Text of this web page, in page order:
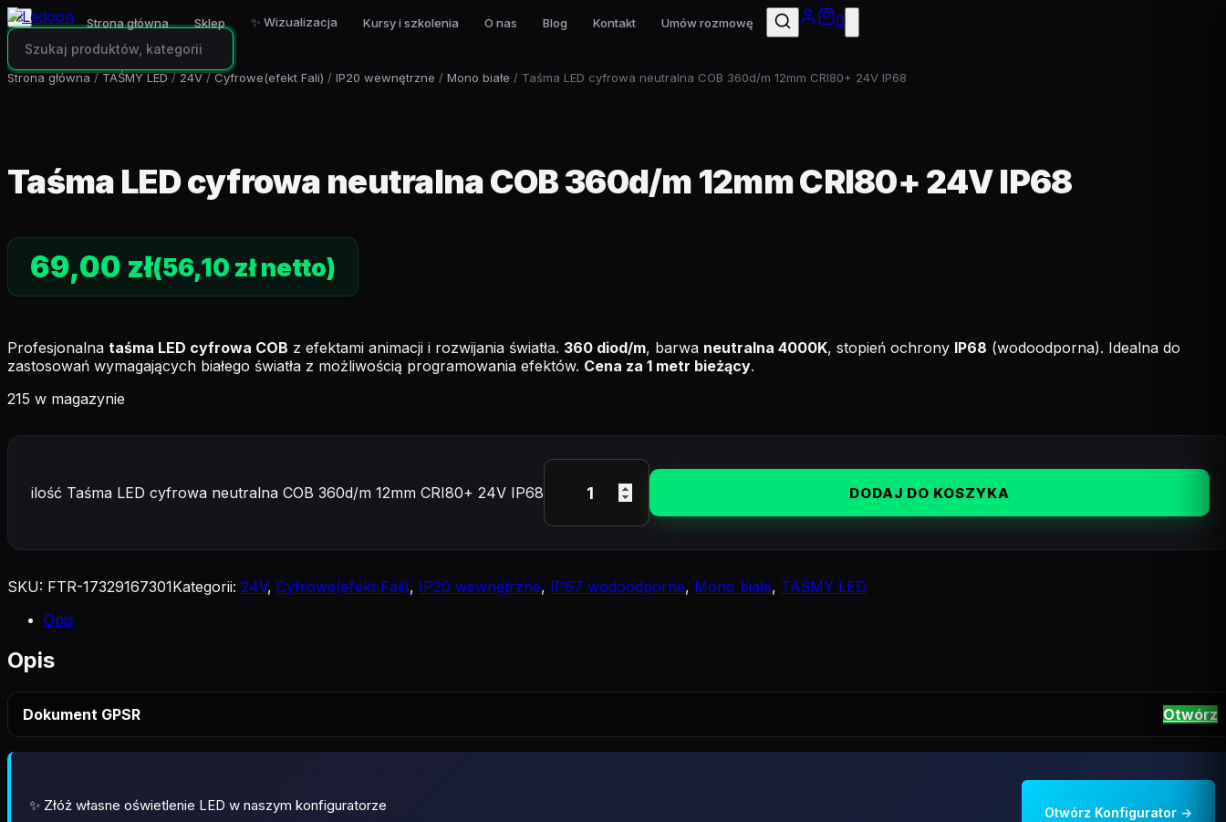
Strona główna Sklep ✨ Wizualizacja Kursy i szkolenia O nas Blog Kontakt Umów rozmowę 0
✕
Strona główna/TAŚMY LED/24V/Cyfrowe(efekt Fali) / IP20 wewnętrzne / Mono białe / Taśma LED cyfrowa neutralna COB 360d/m 12mm CRI80+ 24V IP68
Taśma LED cyfrowa neutralna COB 360d/m 12mm CRI80+ 24V IP68
69,00 zł(56,10 złnetto)
Profesjonalna taśma LED cyfrowa COB z efektami animacji i rozwijania światła. 360 diod/m, barwa neutralna 4000K, stopień ochrony IP68 (wodoodporna). Idealna do
zastosowań wymagających białego światła z możliwością programowania efektów. Cena za 1 metr bieżący.
215 w magazynie
ilość Taśma LED cyfrowa neutralna COB 360d/m 12mm CRI80+ 24V IP68 DODAJ DO KOSZYKA
SKU: FTR-17329167301Kategorii: 24V, Cyfrowe(efekt Fali), IP20 wewnętrzne, IP67 wodoodporne, Mono białe, TAŚMY LED
Opis
Opis
Dokument GPSR Otwórz
✨ Złóż własne oświetlenie LED w naszym konfiguratorze Otwórz Konfigurator →